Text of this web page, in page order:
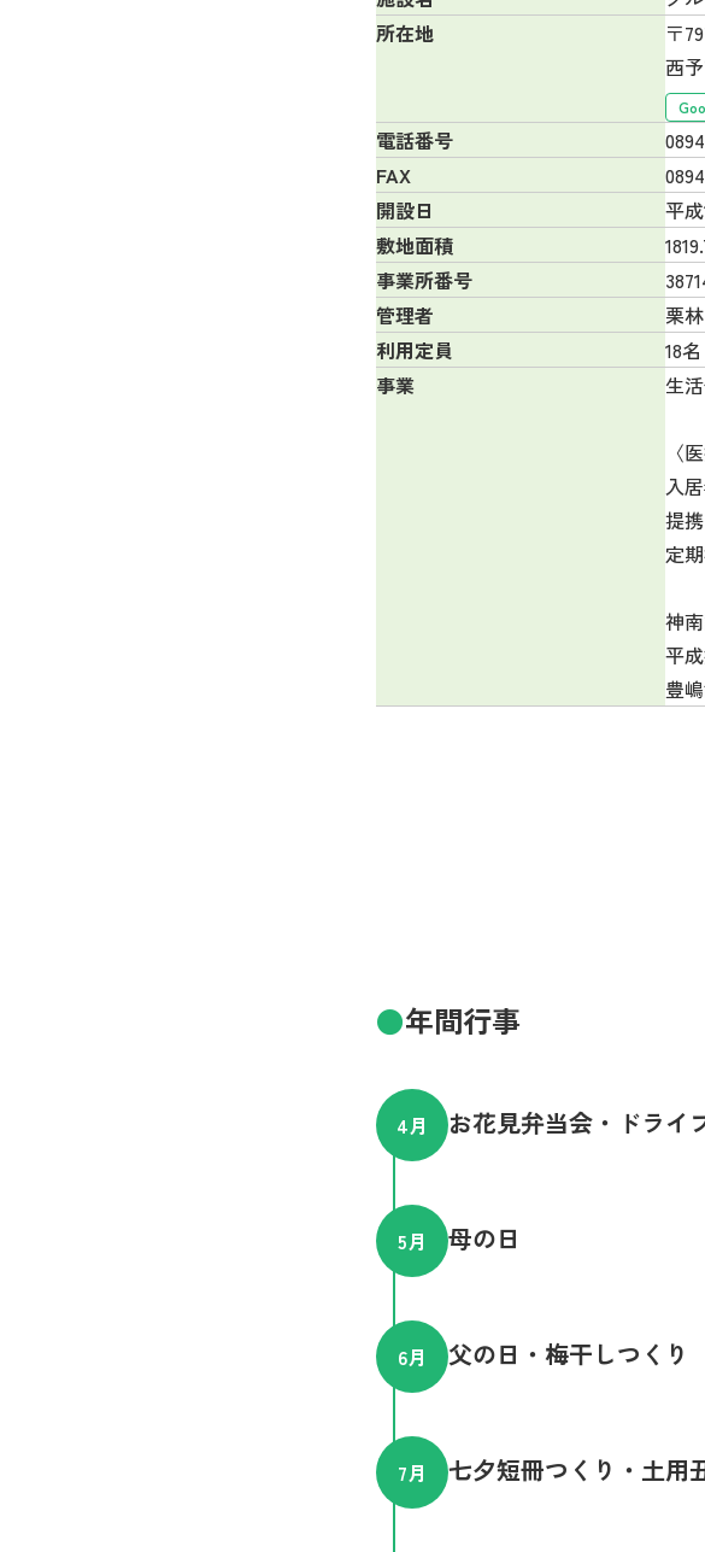
所在地
〒
西
電話番号
FAX
開設日
平
敷地面積
事業所番号
管理者
栗
利用定員
18
事業
生
〈
入
提
定
神
平
豊
年間行事
4月 お花見弁当会・ドライ
5月 母の日
6月 父の日・梅干しつくり
7月 七夕短冊つくり・土用